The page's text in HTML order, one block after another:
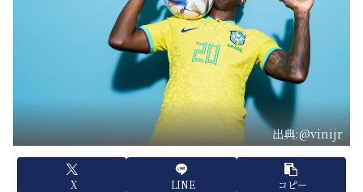
出典:@vinijr
X LINE コピー